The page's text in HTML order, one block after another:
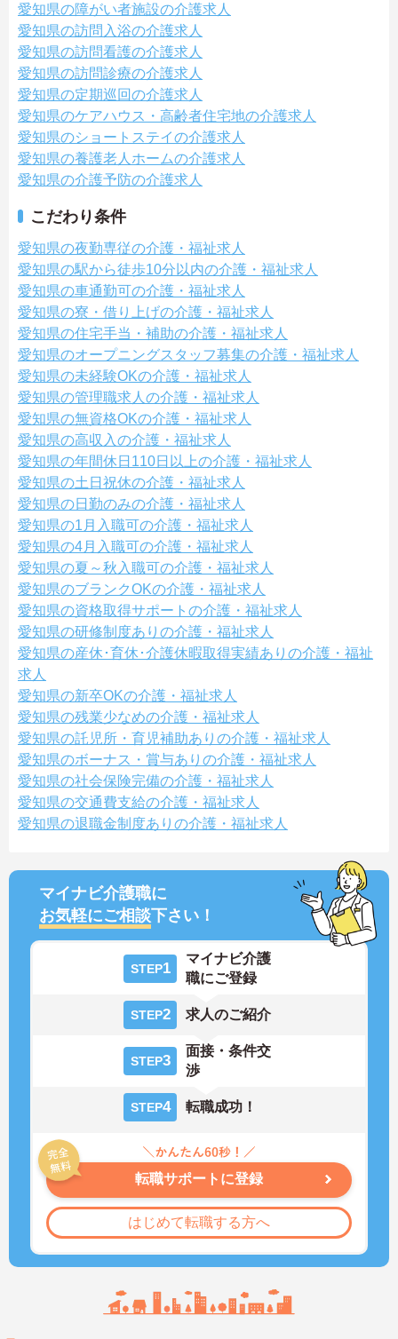
愛知県の障がい者施設の介護求人
愛知県の訪問入浴の介護求人
愛知県の訪問看護の介護求人
愛知県の訪問診療の介護求人
愛知県の定期巡回の介護求人
愛知県のケアハウス・高齢者住宅地の介護求人
愛知県のショートステイの介護求人
愛知県の養護老人ホームの介護求人
愛知県の介護予防の介護求人
こだわり条件
愛知県の夜勤専従の介護・福祉求人
愛知県の駅から徒歩10分以内の介護・福祉求人
愛知県の車通勤可の介護・福祉求人
愛知県の寮・借り上げの介護・福祉求人
愛知県の住宅手当・補助の介護・福祉求人
愛知県のオープニングスタッフ募集の介護・福祉求人
愛知県の未経験OKの介護・福祉求人
愛知県の管理職求人の介護・福祉求人
愛知県の無資格OKの介護・福祉求人
愛知県の高収入の介護・福祉求人
愛知県の年間休日110日以上の介護・福祉求人
愛知県の土日祝休の介護・福祉求人
愛知県の日勤のみの介護・福祉求人
愛知県の1月入職可の介護・福祉求人
愛知県の4月入職可の介護・福祉求人
愛知県の夏～秋入職可の介護・福祉求人
愛知県のブランクOKの介護・福祉求人
愛知県の資格取得サポートの介護・福祉求人
愛知県の研修制度ありの介護・福祉求人
愛知県の産休･育休･介護休暇取得実績ありの介護・福祉
求人
愛知県の新卒OKの介護・福祉求人
愛知県の残業少なめの介護・福祉求人
愛知県の託児所・育児補助ありの介護・福祉求人
愛知県のボーナス・賞与ありの介護・福祉求人
愛知県の社会保険完備の介護・福祉求人
愛知県の交通費支給の介護・福祉求人
愛知県の退職金制度ありの介護・福祉求人
マイナビ介護職に
お気軽にご相談下さい！
STEP1
マイナビ介護
職にご登録
STEP2 求人のご紹介
STEP3
面接・条件交
渉
STEP4 転職成功！
転職サポートに登録
はじめて転職する方へ